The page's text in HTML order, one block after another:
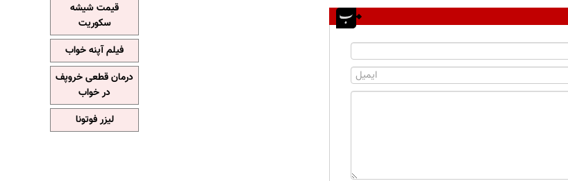
قیمت شیشه
سکوریت
فیلم آپنه خواب
درمان قطعی خروپف
در خواب
لیزر فوتونا